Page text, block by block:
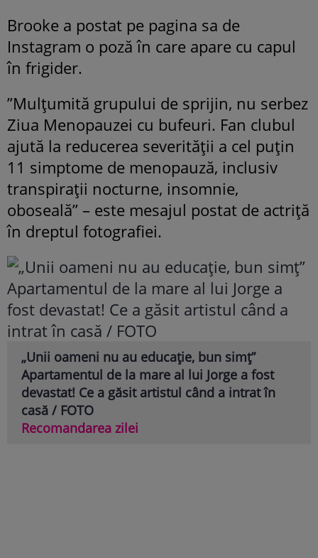
Brooke a postat pe pagina sa de
Instagram o poză în care apare cu capul
în frigider.
”Mulţumită grupului de sprijin, nu serbez
Ziua Menopauzei cu bufeuri. Fan clubul
ajută la reducerea severităţii a cel puţin
11 simptome de menopauză, inclusiv
transpiraţii nocturne, insomnie,
oboseală” – este mesajul postat de actriță
în dreptul fotografiei.
„Unii oameni nu au educație, bun simț”
Apartamentul de la mare al lui Jorge a fost
devastat! Ce a găsit artistul când a intrat în
casă / FOTO
Recomandarea zilei